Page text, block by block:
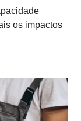
os impactos